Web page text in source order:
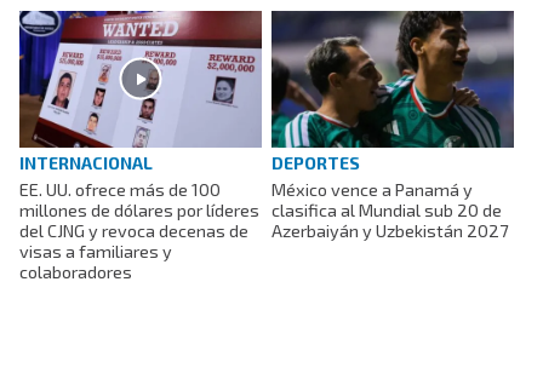
INTERNACIONAL
EE. UU. ofrece más de 100
millones de dólares por líderes
del CJNG y revoca decenas de
visas a familiares y
colaboradores
DEPORTES
México vence a Panamá y
clasifica al Mundial sub 20 de
Azerbaiyán y Uzbekistán 2027